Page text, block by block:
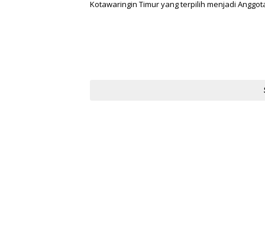
Kotawaringin Timur yang terpilih menjadi